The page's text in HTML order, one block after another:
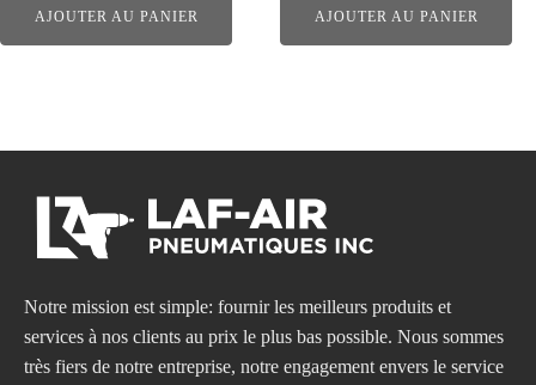
AJOUTER AU PANIER AJOUTER AU PANIER
Notre mission est simple: fournir les meilleurs produits et
services à nos clients au prix le plus bas possible. Nous sommes
très fiers de notre entreprise, notre engagement envers le service